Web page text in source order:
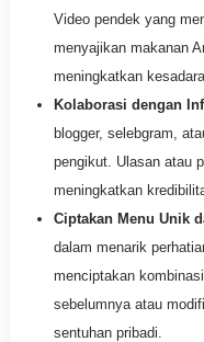
Video pendek yang
menyajikan makanan
meningkatkan
Kolaborasi dengan
blogger, selebgram,
pengikut. Ulasan atau
meningkatkan
Ciptakan Menu Unik
dalam menarik
menciptakan
sebelumnya atau
sentuhan pribadi.